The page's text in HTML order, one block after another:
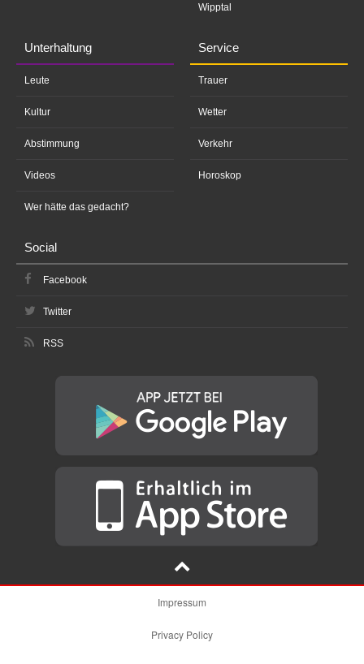
Wipptal
Unterhaltung
Leute
Kultur
Abstimmung
Videos
Wer hätte das gedacht?
Service
Trauer
Wetter
Verkehr
Horoskop
Social
Facebook
Twitter
RSS
Impressum
Privacy Policy